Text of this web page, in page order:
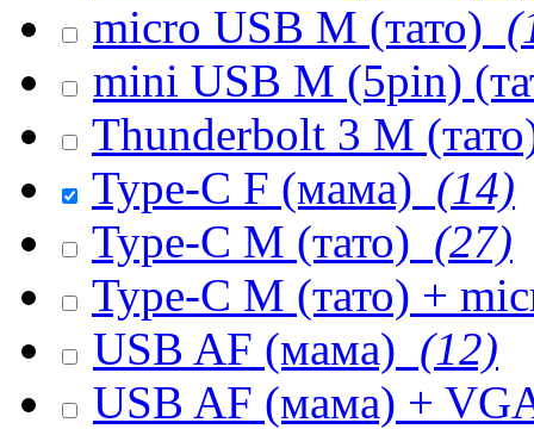
micro USB M (тато)
mini USB M (5pin)
Thunderbolt 3 M
Type-C F (мама) (14)
Type-C M (тато) (27)
Type-C M (тато) +
USB AF (мама) (12)
USB AF (мама) +